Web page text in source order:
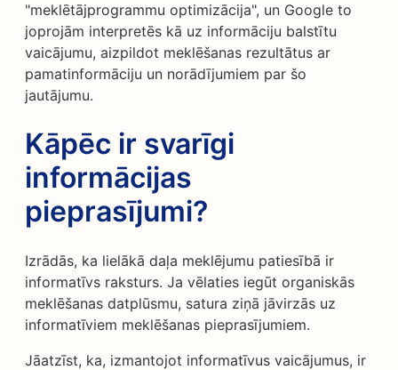
"meklētājprogrammu optimizācija", un Google to
joprojām interpretēs kā uz informāciju balstītu
vaicājumu, aizpildot meklēšanas rezultātus ar
pamatinformāciju un norādījumiem par šo
jautājumu.
Kāpēc ir svarīgi
informācijas
pieprasījumi?
Izrādās, ka lielākā daļa meklējumu patiesībā ir
informatīvs raksturs. Ja vēlaties iegūt organiskās
meklēšanas datplūsmu, satura ziņā jāvirzās uz
informatīviem meklēšanas pieprasījumiem.
Jāatzīst, ka, izmantojot informatīvus vaicājumus, ir